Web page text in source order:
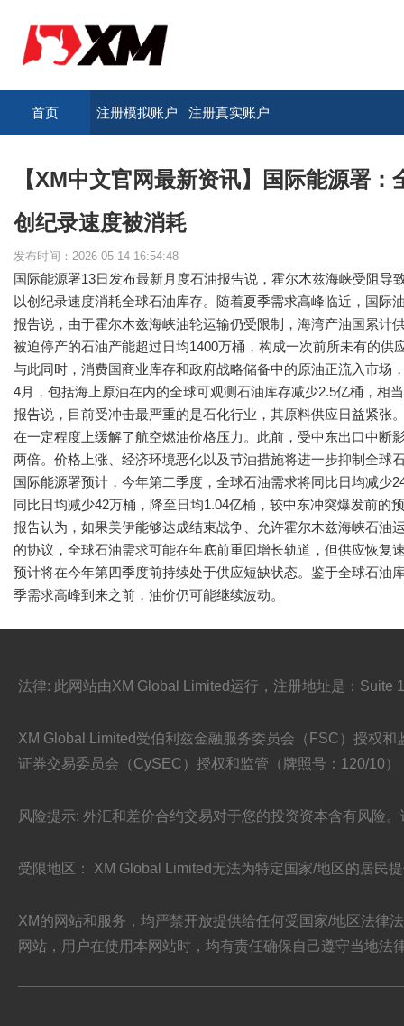
首页 注册模拟账户 注册真实账户
【XM中文官网最新资讯】国际能源署
创纪录速度被消耗
发布时间：2026-05-14 16:54:48
国际能源署13日发布最新月度石油报告说，霍尔木兹海峡受阻导
以创纪录速度消耗全球石油库存。随着夏季需求高峰临近，国际
报告说，由于霍尔木兹海峡油轮运输仍受限制，海湾产油国累计
被迫停产的石油产能超过日均1400万桶，构成一次前所未有的供
与此同时，消费国商业库存和政府战略储备中的原油正流入市场
4月，包括海上原油在内的全球可观测石油库存减少2.5亿桶，相
报告说，目前受冲击最严重的是石化行业，其原料供应日益紧张
在一定程度上缓解了航空燃油价格压力。此前，受中东出口中断
两倍。价格上涨、经济环境恶化以及节油措施将进一步抑制全球
国际能源署预计，今年第二季度，全球石油需求将同比日均减少
同比日均减少42万桶，降至日均1.04亿桶，较中东冲突爆发前的
报告认为，如果美伊能够达成结束战争、允许霍尔木兹海峡石油
的协议，全球石油需求可能在年底前重回增长轨道，但供应恢复
预计将在今年第四季度前持续处于供应短缺状态。鉴于全球石油
季需求高峰到来之前，油价仍可能继续波动。
法律: 此网站由XM Global Limited运行，注册地址是：Suite
XM Global Limited受伯利兹金融服务委员会（FSC）授权
证券交易委员会（CySEC）授权和监管（牌照号：120/10
风险提示: 外汇和差价合约交易对于您的投资资本含有风险
受限地区： XM Global Limited无法为特定国家/地区的居民
XM的网站和服务，均严禁开放提供给任何受国家/地区法律
网站，用户在使用本网站时，均有责任确保自己遵守当地